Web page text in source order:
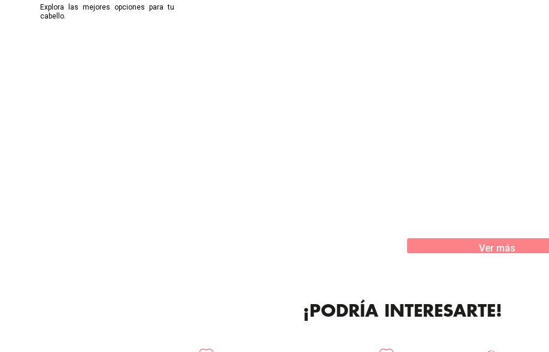
Explora las mejores opciones para tu
cabello.
Ver más
¡PODRÍA INTERESARTE!